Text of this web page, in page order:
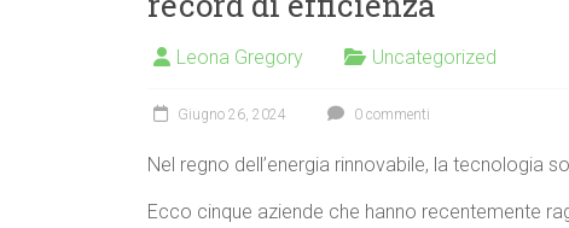
Leona Gregory Uncategorized
Giugno 26, 2024 0 commenti
Nel regno dell’energia rinnovabile, la tecnologia
Ecco cinque aziende che hanno recentemente